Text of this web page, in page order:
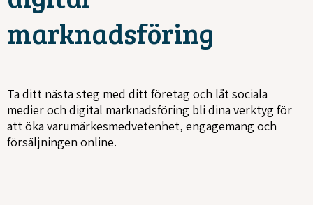
marknadsföring
Ta ditt nästa steg med ditt företag och låt sociala
medier och digital marknadsföring bli dina verktyg för
att öka varumärkesmedvetenhet, engagemang och
försäljningen online.